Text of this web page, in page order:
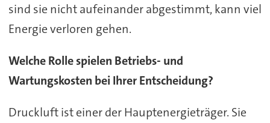
sind sie nicht aufeinander abgestimmt, kann viel
Energie verloren gehen.
Welche Rolle spielen Betriebs- und
Wartungskosten bei Ihrer Entscheidung?
Druckluft ist einer der Hauptenergieträger. Sie